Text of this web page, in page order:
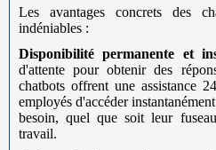
Les avantages concrets des
indéniables :
Disponibilité permanente et
d'attente pour obtenir des
chatbots offrent une assistance
employés d'accéder
besoin, quel que soit leur
travail.